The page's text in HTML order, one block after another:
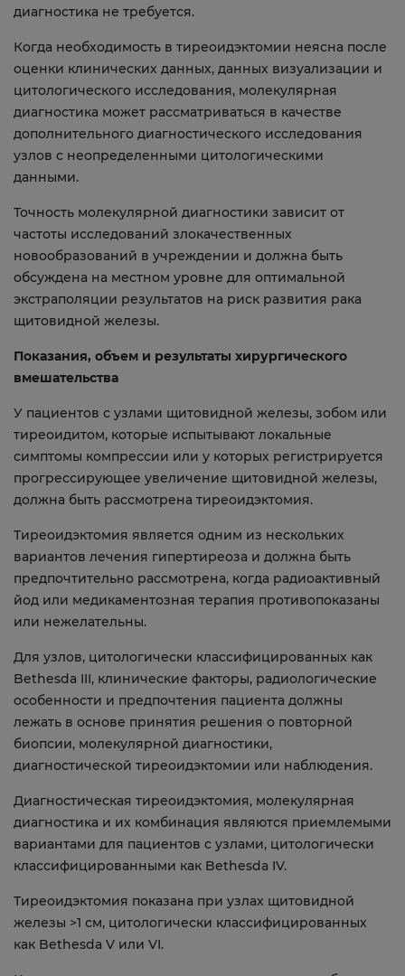
диагностика не требуется.
Когда необходимость в тиреоидэктомии неясна после
оценки клинических данных, данных визуализации и
цитологического исследования, молекулярная
диагностика может рассматриваться в качестве
дополнительного диагностического исследования
узлов с неопределенными цитологическими
данными.
Точность молекулярной диагностики зависит от
частоты исследований злокачественных
новообразований в учреждении и должна быть
обсуждена на местном уровне для оптимальной
экстраполяции результатов на риск развития рака
щитовидной железы.
Показания, объем и результаты хирургического
вмешательства
У пациентов с узлами щитовидной железы, зобом или
тиреоидитом, которые испытывают локальные
симптомы компрессии или у которых регистрируется
прогрессирующее увеличение щитовидной железы,
должна быть рассмотрена тиреоидэктомия.
Тиреоидэктомия является одним из нескольких
вариантов лечения гипертиреоза и должна быть
предпочтительно рассмотрена, когда радиоактивный
йод или медикаментозная терапия противопоказаны
или нежелательны.
Для узлов, цитологически классифицированных как
Bethesda III, клинические факторы, радиологические
особенности и предпочтения пациента должны
лежать в основе принятия решения о повторной
биопсии, молекулярной диагностики,
диагностической тиреоидэктомии или наблюдения.
Диагностическая тиреоидэктомия, молекулярная
диагностика и их комбинация являются приемлемыми
вариантами для пациентов с узлами, цитологически
классифицированными как Bethesda IV.
Тиреоидэктомия показана при узлах щитовидной
железы >1 см, цитологически классифицированных
как Bethesda V или VI.